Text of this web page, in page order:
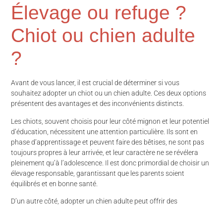
Élevage ou refuge ?
Chiot ou chien adulte
?
Avant de vous lancer, il est crucial de déterminer si vous
souhaitez adopter un chiot ou un chien adulte. Ces deux options
présentent des avantages et des inconvénients distincts.
Les chiots, souvent choisis pour leur côté mignon et leur potentiel
d’éducation, nécessitent une attention particulière. Ils sont en
phase d’apprentissage et peuvent faire des bêtises, ne sont pas
toujours propres à leur arrivée, et leur caractère ne se révélera
pleinement qu’à l’adolescence. Il est donc primordial de choisir un
élevage responsable, garantissant que les parents soient
équilibrés et en bonne santé.
D’un autre côté, adopter un chien adulte peut offrir des